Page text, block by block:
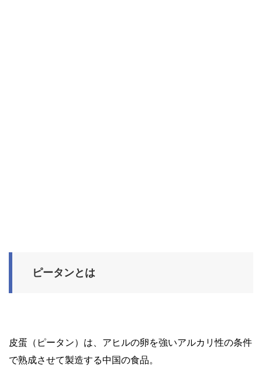
ピータンとは
皮蛋（ピータン）は、アヒルの卵を強いアルカリ性の条件
で熟成させて製造する中国の食品。